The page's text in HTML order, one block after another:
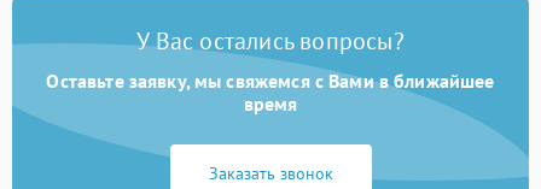
У Вас остались вопросы?
Оставьте заявку, мы свяжемся с Вами в ближайшее
время
Заказать звонок